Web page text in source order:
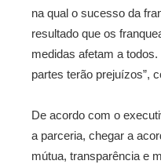
na qual o sucesso da
resultado que os
medidas afetam a
partes terão prejuízos”,
De acordo com o
a parceria, chegar a
mútua, transparência e